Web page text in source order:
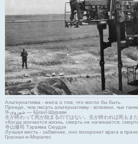
Альтернативка - книга о том, что могло бы быть.
Прежде, чем писать альтернативку - вспомни, чьи
Я-شوروی — šûravî-Шурави
生が終わって死が始まるのではない。生が終われば死もま
«Когда кончается жизнь, смерть не начинается,
寺山修司 Тэраяма Сюудзи
Лучшая месть - забвение, оно похоронит врага в
Грасиан-и-Моралес